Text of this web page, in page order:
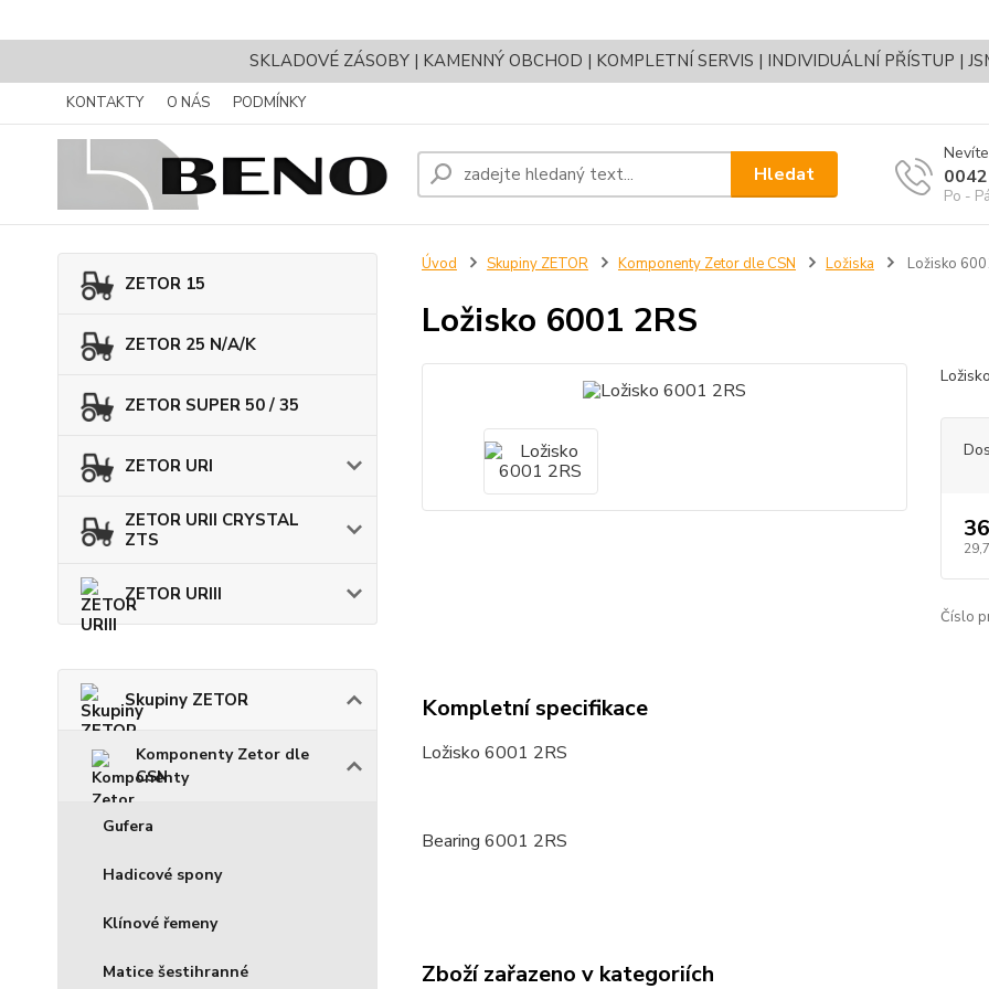
SKLADOVÉ ZÁSOBY | KAMENNÝ OBCHOD | KOMPLETNÍ SERVIS | INDIVIDUÁLNÍ PŘÍSTUP |
KONTAKTY O NÁS PODMÍNKY
Hledat
Po -
ZETOR 15
ZETOR 25 N/A/K
ZETOR SUPER 50 / 35
ZETOR URI
ZETOR URII CRYSTAL
ZTS
ZETOR URIII
Skupiny ZETOR
Komponenty Zetor dle
CSN
Gufera
Hadicové spony
Klínové řemeny
Matice šestihranné
Úvod Skupiny ZETOR Komponenty Zetor dle CSN Ložiska Ložisko
Ložisko 6001 2RS
Číslo
Kompletní specifikace
Ložisko 6001 2RS
Bearing 6001 2RS
Zboží zařazeno v kategoriích